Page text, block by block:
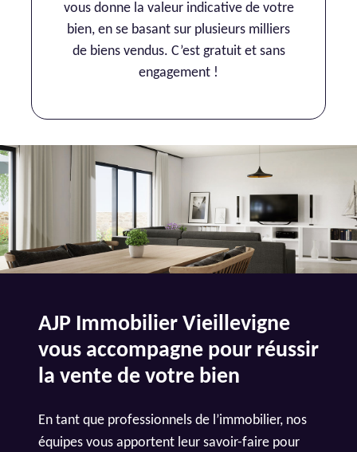
vous donne la valeur indicative de votre
bien, en se basant sur plusieurs milliers
de biens vendus. C’est gratuit et sans
engagement !
AJP Immobilier Vieillevigne
vous accompagne pour réussir
la vente de votre bien
En tant que professionnels de l’immobilier, nos
équipes vous apportent leur savoir-faire pour